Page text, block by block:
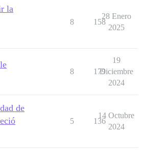
la
8 158
28 Enero
2025
8 179
19
Diciembre
2024
de
5 136
14 Octubre
2024